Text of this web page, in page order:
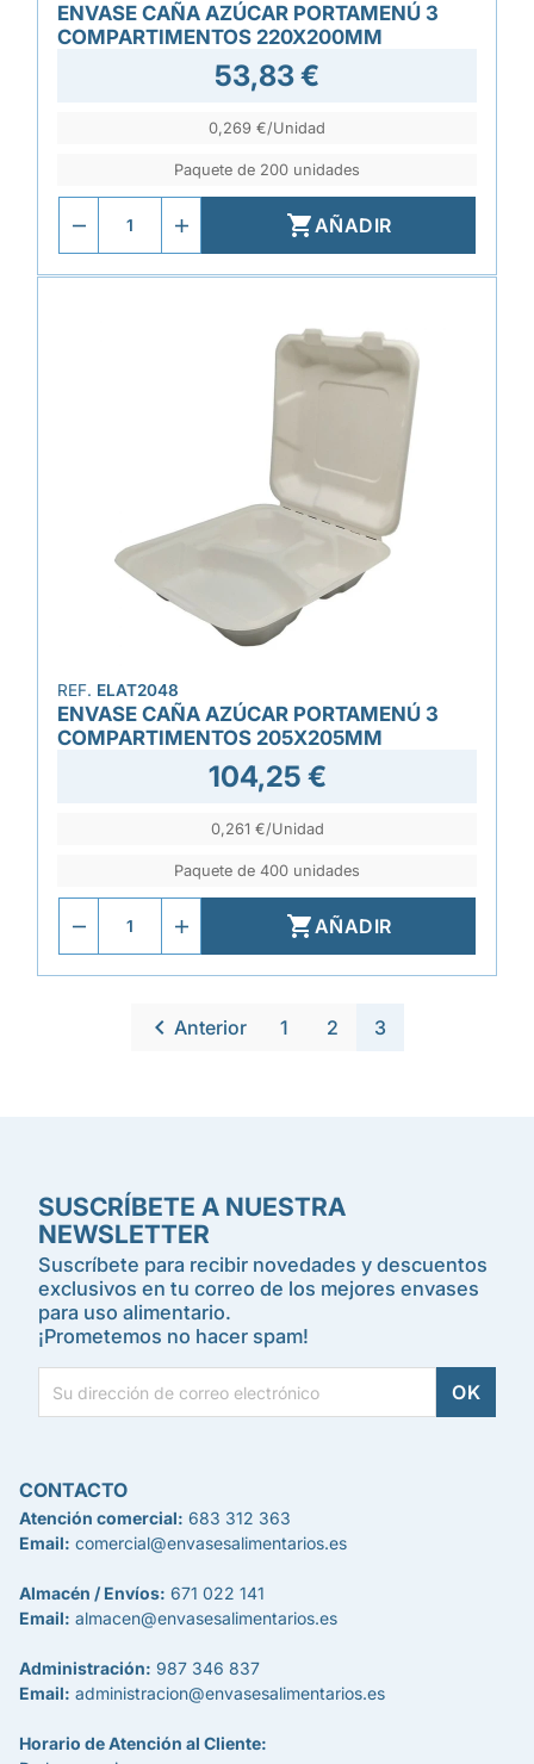
ENVASE CAÑA AZÚCAR PORTAMENÚ 3
COMPARTIMENTOS 220X200MM
53,83 €
0,269 €/Unidad
Paquete de 200 unidades
AÑADIR
REF. ELAT2048
ENVASE CAÑA AZÚCAR PORTAMENÚ 3
COMPARTIMENTOS 205X205MM
104,25 €
0,261 €/Unidad
Paquete de 400 unidades
AÑADIR
 Anterior 1 2 3
SUSCRÍBETE A NUESTRA
NEWSLETTER
Suscríbete para recibir novedades y descuentos
exclusivos en tu correo de los mejores envases
para uso alimentario.
¡Prometemos no hacer spam!
CONTACTO
Atención comercial: 683 312 363
Email: comercial@envasesalimentarios.es
Almacén / Envíos: 671 022 141
Email: almacen@envasesalimentarios.es
Administración: 987 346 837
Email: administracion@envasesalimentarios.es
Horario de Atención al Cliente: